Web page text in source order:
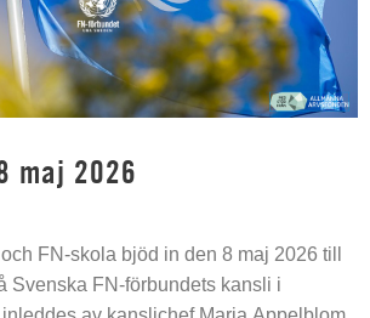
maj 2026
FN-skola bjöd in den 8 maj 2026 till
Svenska FN-förbundets kansli i